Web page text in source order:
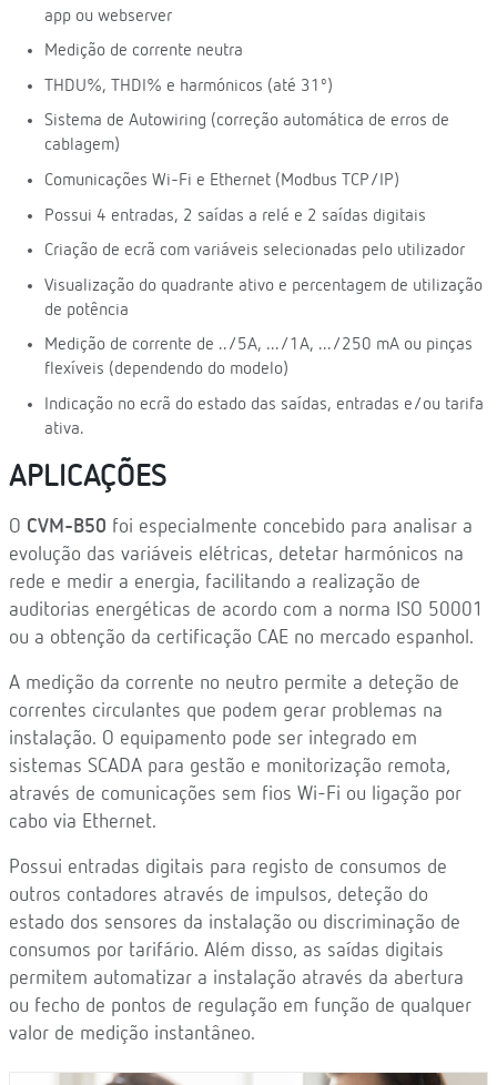
app ou webserver
Medição de corrente neutra
THDU%, THDI% e harmónicos (até 31º)
Sistema de Autowiring (correção automática de erros de
cablagem)
Comunicações Wi-Fi e Ethernet (Modbus TCP/IP)
Possui 4 entradas, 2 saídas a relé e 2 saídas digitais
Criação de ecrã com variáveis selecionadas pelo utilizador
Visualização do quadrante ativo e percentagem de utilização
de potência
Medição de corrente de ../5A, .../1A, .../250 mA ou pinças
flexíveis (dependendo do modelo)
Indicação no ecrã do estado das saídas, entradas e/ou tarifa
ativa.
APLICAÇÕES
O CVM-B50 foi especialmente concebido para analisar a
evolução das variáveis elétricas, detetar harmónicos na
rede e medir a energia, facilitando a realização de
auditorias energéticas de acordo com a norma ISO 50001
ou a obtenção da certificação CAE no mercado espanhol.
A medição da corrente no neutro permite a deteção de
correntes circulantes que podem gerar problemas na
instalação. O equipamento pode ser integrado em
sistemas SCADA para gestão e monitorização remota,
através de comunicações sem fios Wi-Fi ou ligação por
cabo via Ethernet.
Possui entradas digitais para registo de consumos de
outros contadores através de impulsos, deteção do
estado dos sensores da instalação ou discriminação de
consumos por tarifário. Além disso, as saídas digitais
permitem automatizar a instalação através da abertura
ou fecho de pontos de regulação em função de qualquer
valor de medição instantâneo.